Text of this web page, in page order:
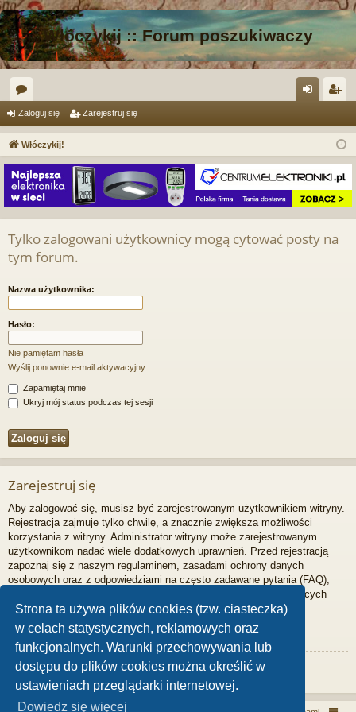
Strona ta używa plików cookies (tzw. ciasteczka)
w celach statystycznych, reklamowych oraz
funkcjonalnych. Warunki przechowywania lub
dostępu do plików cookies można określić w
ustawieniach przeglądarki internetowej.
Dowiedz się więcej
Włóczykij :: Forum poszukiwaczy
or
a og
si
ę
ej
tru
j
Zaloguj się Zarejestruj się
Włóczykij!
Tylko zalogowani użytkownicy mogą cytować posty na
tym forum.
Nazwa użytkownika:
Hasło:
Nie pamiętam hasła
Wyślij ponownie e-mail aktywacyjny
Zapamiętaj mnie
Ukryj mój status podczas tej sesji
Zarejestruj się
Aby zalogować się, musisz być zarejestrowanym użytkownikiem witryny.
Rejestracja zajmuje tylko chwilę, a znacznie zwiększa możliwości
korzystania z witryny. Administrator witryny może zarejestrowanym
użytkownikom nadać wiele dodatkowych uprawnień. Przed rejestracją
zapoznaj się z naszym regulaminem, zasadami ochrony danych
osobowych oraz z odpowiedziami na często zadawane pytania (FAQ),
gdzie jest wyjaśnionych wiele podstawowych zagadnień dotyczących
funkcjonowania witryny.
Regulamin |Zasady ochrony danych osobowych
Zarejestruj się